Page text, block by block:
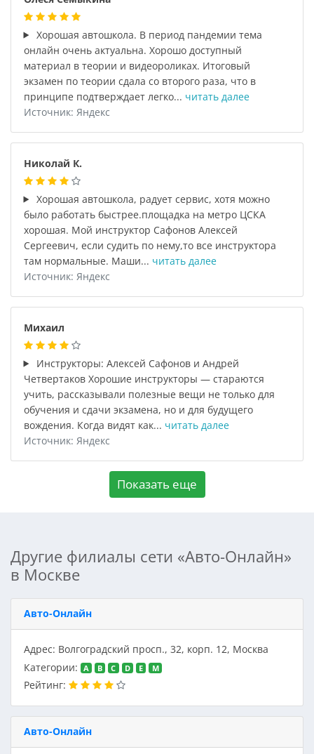
Хорошая автошкола. В период пандемии тема
онлайн очень актуальна. Хорошо доступный
материал в теории и видеороликах. Итоговый
экзамен по теории сдала со второго раза, что в
принципе подтверждает легко... читать далее
Источник: Яндекс
Николай К.
Хорошая автошкола, радует сервис, хотя можно
было работать быстрее.площадка на метро ЦСКА
хорошая. Мой инструктор Сафонов Алексей
Сергеевич, если судить по нему,то все инструктора
там нормальные. Маши... читать далее
Источник: Яндекс
Михаил
Инструкторы: Алексей Сафонов и Андрей
Четвертаков Хорошие инструкторы — стараются
учить, рассказывали полезные вещи не только для
обучения и сдачи экзамена, но и для будущего
вождения. Когда видят как... читать далее
Источник: Яндекс
Показать еще
Другие филиалы сети «Авто-Онлайн»
в Москве
Авто-Онлайн
Адрес: Волгоградский просп., 32, корп. 12, Москва
Категории:
A B C D E M
Рейтинг:
Авто-Онлайн